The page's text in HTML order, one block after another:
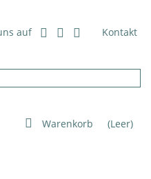
Kontakt
auf
Warenkorb (Leer)